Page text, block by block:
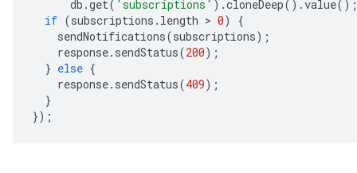
db .get( 'subscriptions' ) .cloneDeep() .value();
if (subscriptions . length > 0)
{
sendNotifications(subscriptions);
response. sendStatus(200);
} else {
response. sendStatus(409);
}
});